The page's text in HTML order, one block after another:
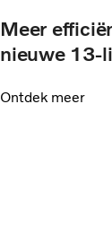
Dealerlocator
Meer
nieuwe 13-
Ontdek meer